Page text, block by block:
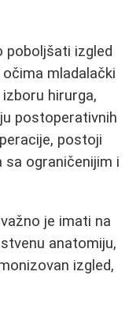
poboljšati izgled
mladalački
hirurga,
postoperativnih
postoji
sa ograničenijim i
je imati na
anatomiju,
izgled,